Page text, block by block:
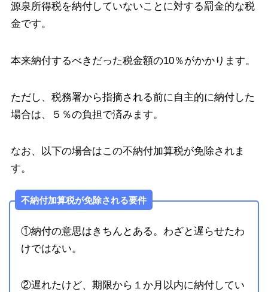
源泉所得税を納付していないことに対する罰金的な税
金です。
本来納付するべきだった税金額の10％がかかります。
ただし、税務署から指摘される前に自主的に納付した
場合は、５％の負担で済みます。
なお、以下の場合はこの不納付加算税が免除されま
す。
不納付加算税が免除される要件
①納付の意思はきちんとある。わざと遅らせたわ
けではない。
②遅れたけど、期限から１か月以内に納付してい